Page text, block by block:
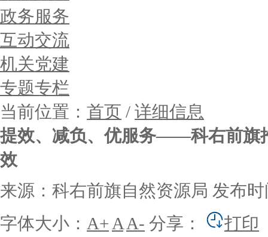
政务服务
互动交流
机关党建
专题专栏
当前位置： 首页 / 详细信息
提效、减负、优服务——科右前旗
效
来源：科右前旗自然资源局 发布时
字体大小： A+ A A- 分享：
打印